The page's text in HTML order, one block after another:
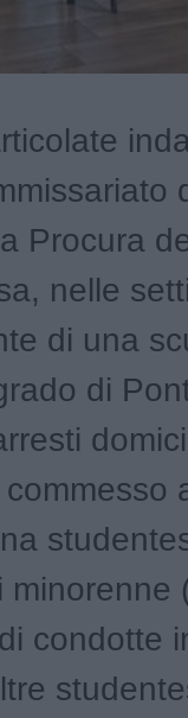
Procura
nelle
di una
di
minorenne
condotte